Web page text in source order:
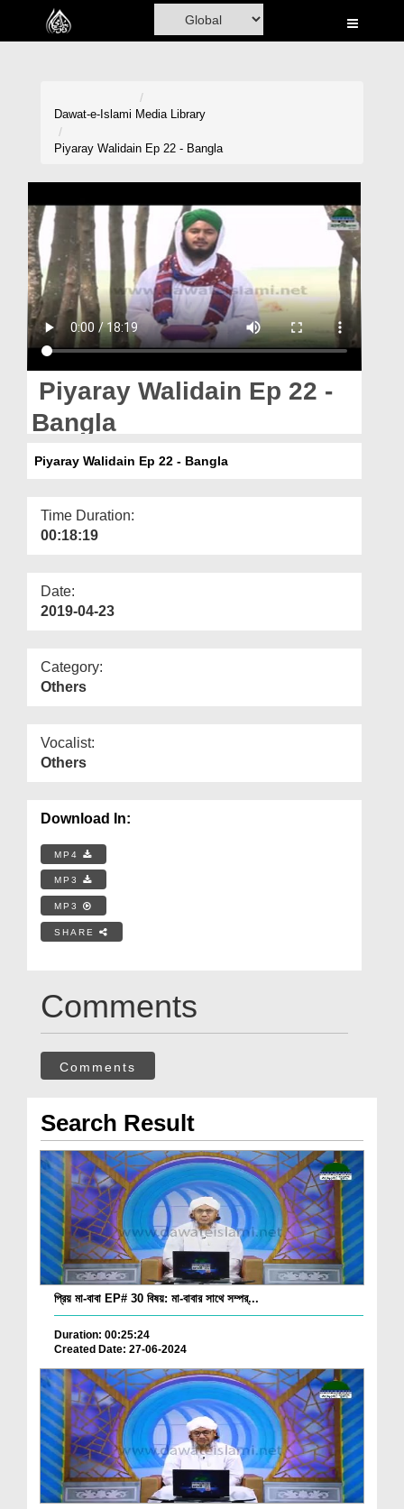
Home
Volunteer Portal
Rohani Ilaj
Donation
Blog
Magazine
Departments
Dawat-e-Islami Media Library
Piyaray Walidain Ep 22 - Bangla
Piyaray Walidain Ep 22 -
Bangla
Piyaray Walidain Ep 22 - Bangla
Time Duration:
00:18:19
Date:
2019-04-23
Category:
Others
Vocalist:
Others
Download In:
MP4
MP3
MP3
SHARE
Comments
Comments
Search Result
প্রিয় মা-বাবা EP# 30 বিষয়: মা-বাবার সাথে সম্পর্...
Duration: 00:25:24
Created Date: 27-06-2024